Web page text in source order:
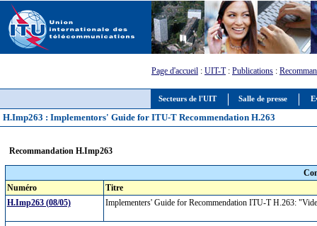
Secteurs de l'UIT Salle de presse
Page d'accueil : UIT-T: Publications :
H.Imp263 : Implementors' Guide for ITU-T Recommendation H.263
Recommandation H.Imp263
Numéro
Titre
H.Imp263 (08/05)
Implementers' Guide for Recommendation ITU-T H.263: